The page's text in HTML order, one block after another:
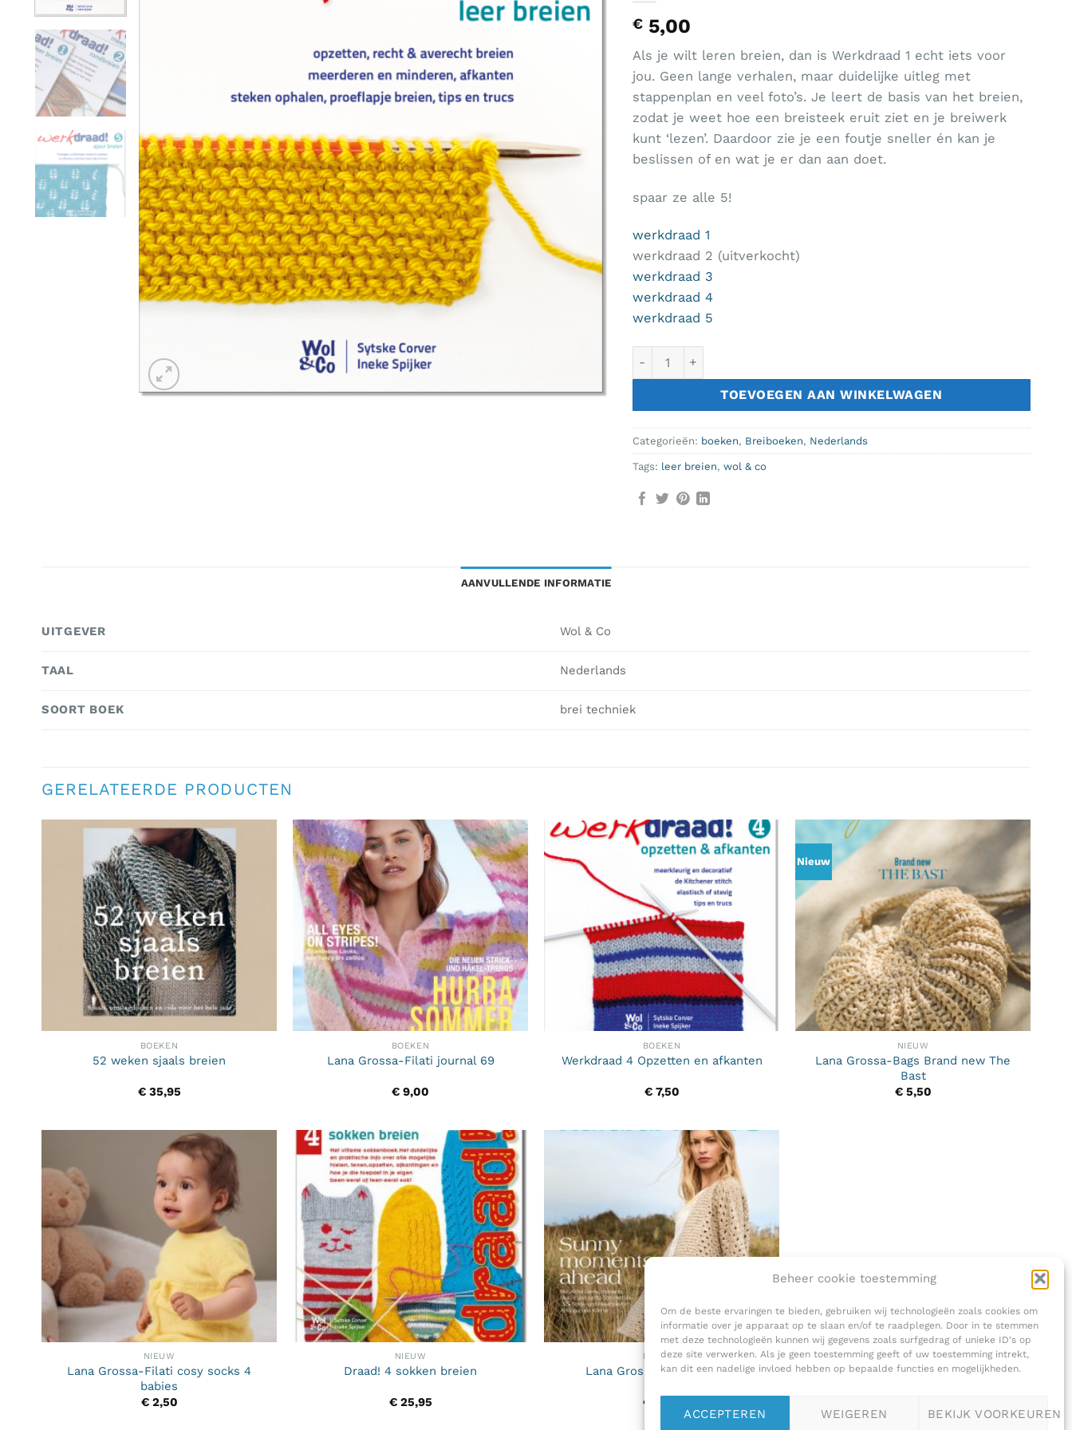
Beheer cookie toestemming
Om de beste ervaringen te bieden, gebruiken wij technologieën zoals cookies om
informatie over je apparaat op te slaan en/of te raadplegen. Door in te stemmen
met deze technologieën kunnen wij gegevens zoals surfgedrag of unieke ID's op
deze site verwerken. Als je geen toestemming geeft of uw toestemming intrekt,
kan dit een nadelige invloed hebben op bepaalde functies en mogelijkheden.
ACCEPTEREN WEIGEREN BEKIJK VOORKEUREN
€5,00
Als je wilt leren breien, dan is Werkdraad 1 echt iets voor
jou. Geen lange verhalen, maar duidelijke uitleg met
stappenplan en veel foto’s. Je leert de basis van het breien,
zodat je weet hoe een breisteek eruit ziet en je breiwerk
kunt ‘lezen’. Daardoor zie je een foutje sneller én kan je
beslissen of en wat je er dan aan doet.
spaar ze alle 5!
werkdraad 1
werkdraad 2 (uitverkocht)
werkdraad 3
werkdraad 4
werkdraad 5
TOEVOEGEN AAN WINKELWAGEN
Categorieën: boeken, Breiboeken, Nederlands
Tags: leer breien, wol & co
AANVULLENDE INFORMATIE
UITGEVER Wol & Co
TAAL Nederlands
SOORT BOEK brei techniek
GERELATEERDE PRODUCTEN
BOEKEN
52 weken sjaals breien
€35,95
BOEKEN
Lana Grossa-Filati journal 69
€ 9,00
BOEKEN
Werkdraad 4 Opzetten en afkanten
€7,50
Nieuw
NIEUW
Lana Grossa-Bags Brand new The
Bast
€5,50
NIEUW
Lana Grossa-Filati cosy socks 4
babies
€2,50
NIEUW
Draad! 4 sokken breien
€25,95
BOEKEN
Lana Grossa-Natural Knits
€